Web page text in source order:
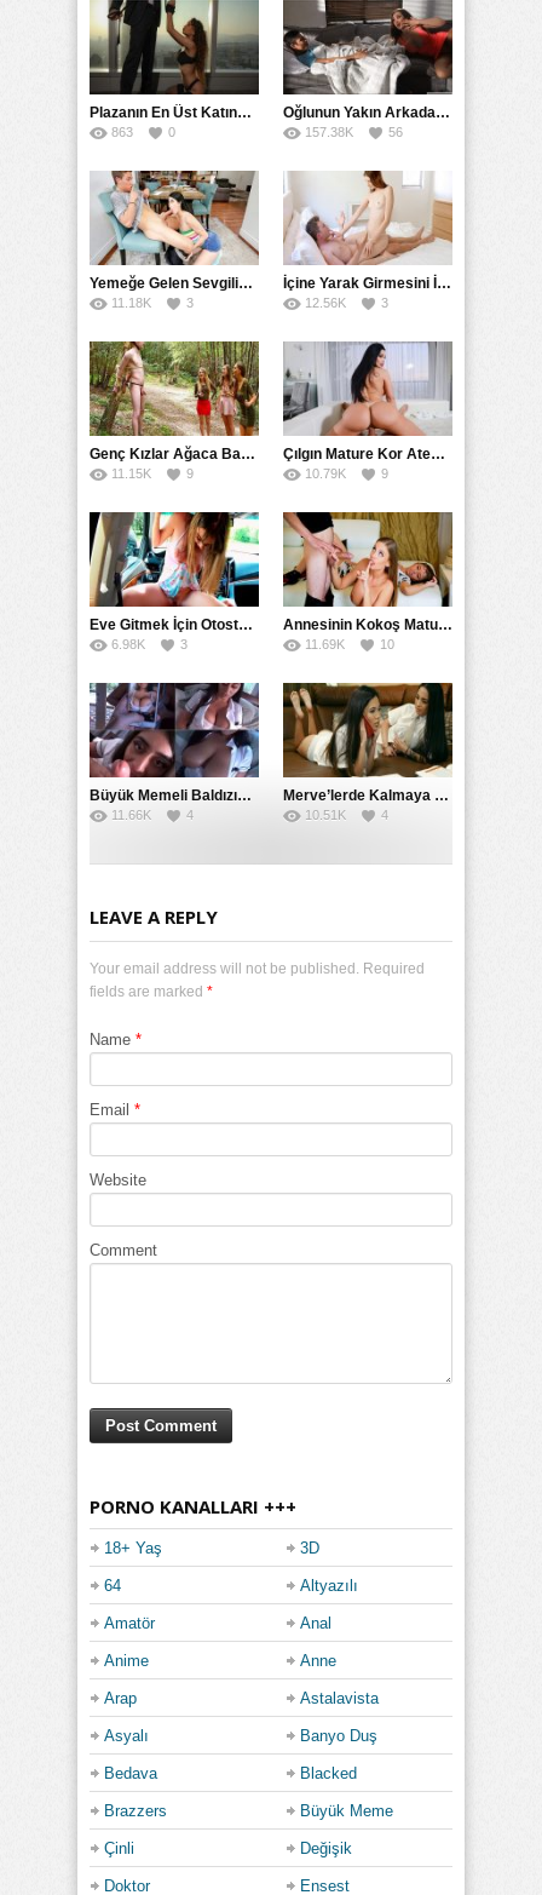
Plazanın En Üst Katında Üst Seviye Köle Fantezisi Sikişi
863 0
Oğlunun Yakın Arkadaşına Yorgan Altından Sulanan Milf
157.38K 56
Yemeğe Gelen Sevgilisinin Arkadaşına Yarak Yedirdi
11.18K 3
İçine Yarak Girmesini İsteyince Kuzeninin Penisini Kullandı
12.56K 3
Genç Kızlar Ağaca Bağlayarak Tecavüz Etmek İstediler
11.15K 9
Çılgın Mature Kor Ateşiyle Misafirini Yakıp Eritti
10.79K 9
Eve Gitmek İçin Otostop Çeken Üniversiteli Bedelini Ödedi
6.98K 3
Annesinin Kokoş Mature Arkadaşı Tarafından Saksoya Uğradı
11.69K 10
Büyük Memeli Baldızının Takipçilerinin Çoğalması İçin Yardım Etti
11.66K 4
Merve’lerde Kalmaya Gelen Liseli Kız Fanteziyi Dibine Verdirdi
10.51K 4
LEAVE A REPLY
Your email address will not be published. Required
fields are marked *
Name *
Email *
Website
Comment
PORNO KANALLARI +++
18+ Yaş 3D
64 Altyazılı
Amatör Anal
Anime Anne
Arap Astalavista
Asyalı Banyo Duş
Bedava Blacked
Brazzers Büyük Meme
Çinli Değişik
Doktor Ensest